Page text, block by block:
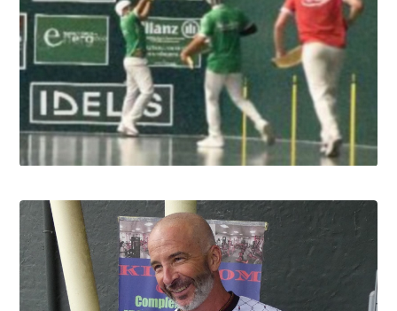
Pau cup, au bout du suspens!
10.8.2026